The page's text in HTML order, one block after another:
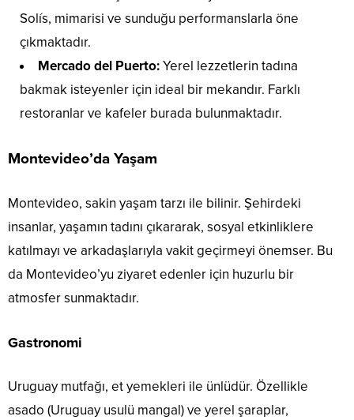
Solís, mimarisi ve sunduğu performanslarla öne
çıkmaktadır.
Mercado del Puerto:Yerel lezzetlerin tadına
bakmak isteyenler için ideal bir mekandır. Farklı
restoranlar ve kafeler burada bulunmaktadır.
Montevideo’da Yaşam
Montevideo, sakin yaşam tarzı ile bilinir. Şehirdeki
insanlar, yaşamın tadını çıkararak, sosyal etkinliklere
katılmayı ve arkadaşlarıyla vakit geçirmeyi önemser. Bu
da Montevideo’yu ziyaret edenler için huzurlu bir
atmosfer sunmaktadır.
Gastronomi
Uruguay mutfağı, et yemekleri ile ünlüdür. Özellikle
asado (Uruguay usulü mangal) ve yerel şaraplar,